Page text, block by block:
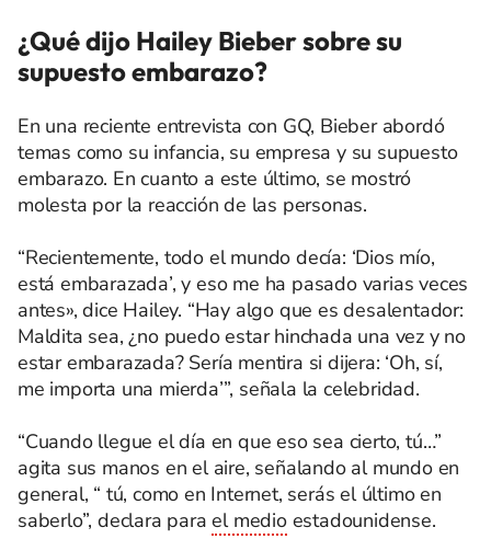
¿Qué dijo Hailey Bieber sobre su
supuesto embarazo?
En una reciente entrevista con GQ, Bieber abordó
temas como su infancia, su empresa y su supuesto
embarazo. En cuanto a este último, se mostró
molesta por la reacción de las personas.
“Recientemente, todo el mundo decía: ‘Dios mío,
está embarazada’, y eso me ha pasado varias veces
antes», dice Hailey. “Hay algo que es desalentador:
Maldita sea, ¿no puedo estar hinchada una vez y no
estar embarazada? Sería mentira si dijera: ‘Oh, sí,
me importa una mierda’”, señala la celebridad.
“Cuando llegue el día en que eso sea cierto, tú…”
agita sus manos en el aire, señalando al mundo en
general, “ tú, como en Internet, serás el último en
saberlo”, declara parael medioestadounidense.